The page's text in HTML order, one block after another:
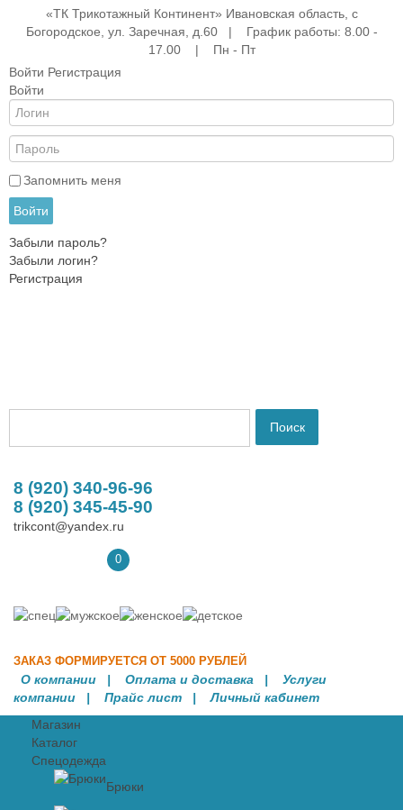
«ТК Трикотажный Континент» Ивановская область, с
Богородское, ул. Заречная, д.60 | График работы: 8.00 -
17.00 | Пн - Пт
Войти Регистрация
Войти
Запомнить меня
Войти
Забыли пароль?
Забыли логин?
Регистрация
8 (920) 340-96-96
8 (920) 345-45-90
trikcont@yandex.ru
0
ЗАКАЗ ФОРМИРУЕТСЯ ОТ 5000 РУБЛЕЙ
О компании | Оплата и доставка | Услуги
компании | Прайс лист |Личный кабинет
Магазин
Каталог
Спецодежда
Брюки